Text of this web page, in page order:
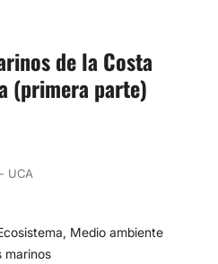
de la Costa
(primera parte)
UCA
Medio ambiente
marinos